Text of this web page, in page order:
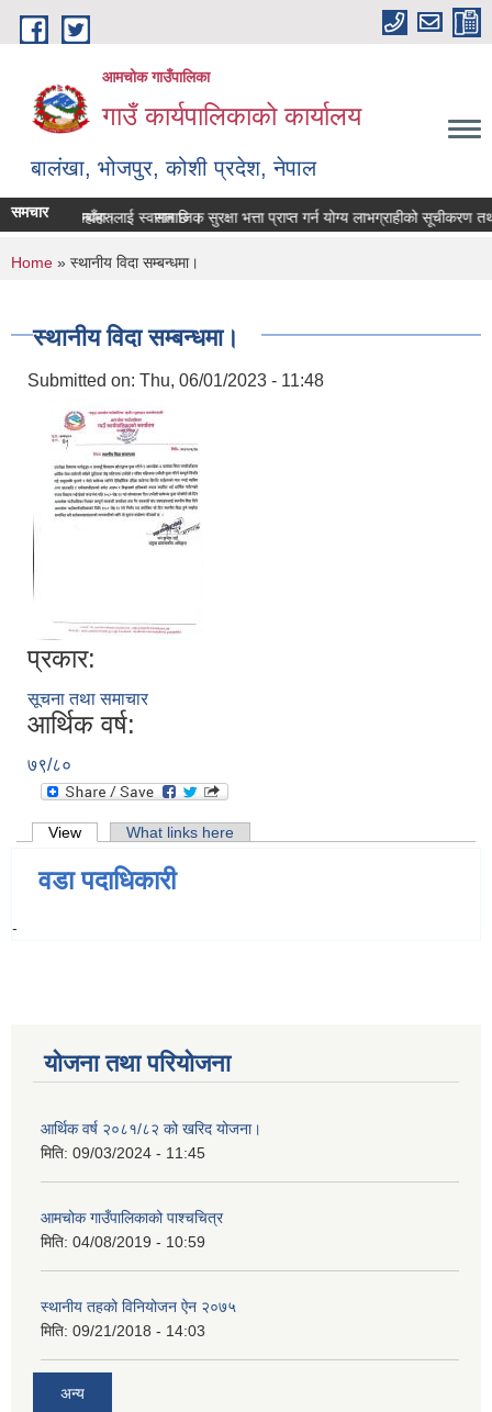
Skip to main content
आमचोक गाउँपालिका
गाउँ कार्यपालिकाको कार्यालय
बालंखा, भोजपुर, कोशी प्रदेश, नेपाल
मा यहाँहरुलाई स्वागत छ ।
समचार
पेश गर्ने सम्बन्धमा। सामाजिक सुरक्षा भत्ता प्राप्‍त गर्न योग्य लाभग्राहीको सूचीकरण
You are here
Home » स्थानीय विदा सम्बन्धमा।
स्थानीय विदा सम्बन्धमा।
Submitted on: Thu, 06/01/2023 - 11:48
प्रकार:
सूचना तथा समाचार
आर्थिक वर्ष:
७९/८०
Primary tabs
View (active tab)What links here
वडा पदाधिकारी
-
योजना तथा परियोजना
आर्थिक वर्ष २०८१/८२ को खरिद योजना।
मिति: 09/03/2024 - 11:45
आमचोक गाउँपालिकाको पाश्चचित्र
मिति: 04/08/2019 - 10:59
स्थानीय तहको विनियोजन ऐन २०७५
मिति: 09/21/2018 - 14:03
अन्य